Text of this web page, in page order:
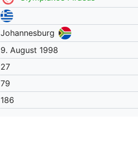
Johannesburg
9. August 1998
27
79
186